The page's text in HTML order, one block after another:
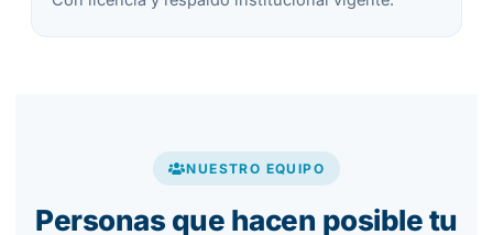
NUESTRO EQUIPO
Personas que hacen posible tu